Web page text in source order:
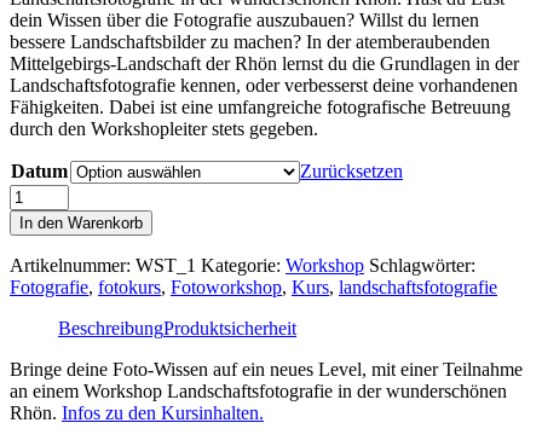
dein Wissen über die Fotografie auszubauen? Willst du lernen
bessere Landschaftsbilder zu machen? In der atemberaubenden
Mittelgebirgs-Landschaft der Rhön lernst du die Grundlagen in der
Landschaftsfotografie kennen, oder verbesserst deine vorhandenen
Fähigkeiten. Dabei ist eine umfangreiche fotografische Betreuung
durch den Workshopleiter stets gegeben.
Datum
Zurücksetzen
Workshop
Landschaftsfotografie
Teilnahme
Menge
In den Warenkorb
Artikelnummer: WST_1 Kategorie: Workshop Schlagwörter:
Fotografie, fotokurs, Fotoworkshop, Kurs, landschaftsfotografie
BeschreibungProduktsicherheit
Bringe deine Foto-Wissen auf ein neues Level, mit einer Teilnahme
an einem Workshop Landschaftsfotografie in der wunderschönen
Rhön. Infos zu den Kursinhalten.